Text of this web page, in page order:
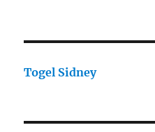
Togel Sidney